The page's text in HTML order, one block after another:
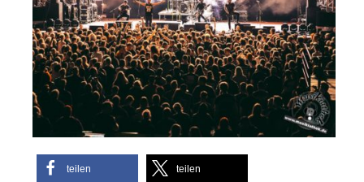
teilen teilen